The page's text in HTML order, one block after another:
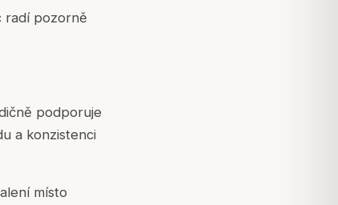
radí pozorně
podporuje
a konzistenci
místo